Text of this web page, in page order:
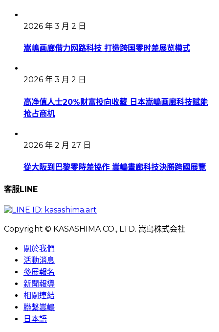
2026 年 3 月 2 日
嵩嶋画廊借力网路科技 打造跨国零时差展览模式
2026 年 3 月 2 日
高净值人士20%财富投向收藏 日本嵩嶋画廊科技赋能
抢占商机
2026 年 2 月 27 日
從大阪到巴黎零時差協作 嵩嶋畫廊科技決勝跨國展覽
客服LINE
Copyright © KASASHIMA CO., LTD. 嵩島株式会社
關於我們
活動消息
參展報名
新聞報導
相關連結
聯繫嵩嶋
日本語